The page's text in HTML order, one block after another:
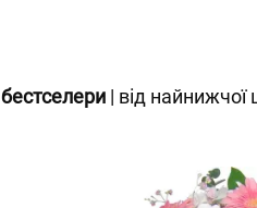
бестселери | від найнижчої